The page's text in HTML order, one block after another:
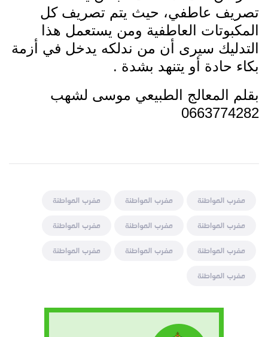
تصريف عاطفي، حيث يتم تصريف كل
المكبوتات العاطفية ومن يستعمل هذا
التدليك سيرى أن من ندلكه يدخل في أزمة
بكاء حادة أو يتنهد بشدة .
بقلم المعالج الطبيعي موسى لشهب
0663774282
مغرب المواطنة مغرب المواطنة
مغرب المواطنة
مغرب المواطنة
مغرب المواطنة
مغرب المواطنة
مغرب المواطنة
مغرب المواطنة
مغرب المواطنة
مغرب المواطنة